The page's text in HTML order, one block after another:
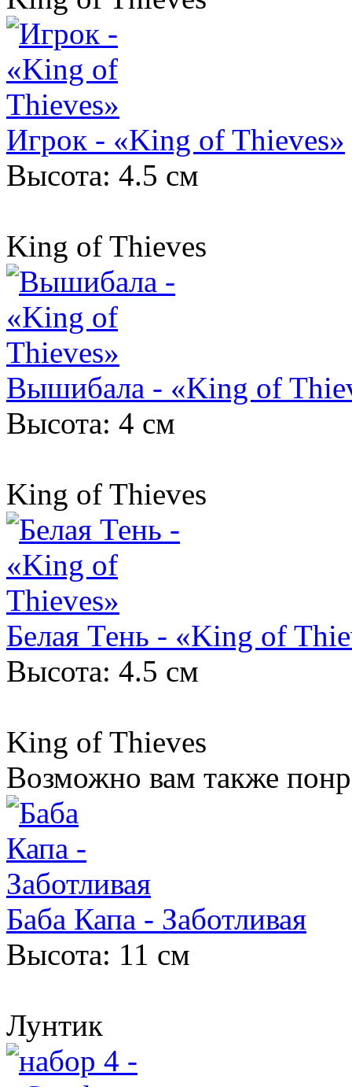
Игрок - «King of Thieves»
Высота: 4.5 см
King of Thieves
Вышибала - «King of
Высота: 4 см
King of Thieves
Белая Тень - «King of
Высота: 4.5 см
King of Thieves
Возможно вам также
Баба Капа - Заботливая
Высота: 11 см
Лунтик